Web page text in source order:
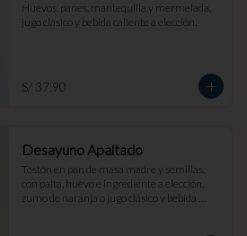
Huevos, panes, mantequilla y mermelada,
jugo clásico y bebida caliente a elección.
S/ 37.90
Desayuno Apaltado
Tostón en pan de masa madre y semillas,
con palta, huevo e ingrediente a elección,
zumo de naranja o jugo clásico y bebida